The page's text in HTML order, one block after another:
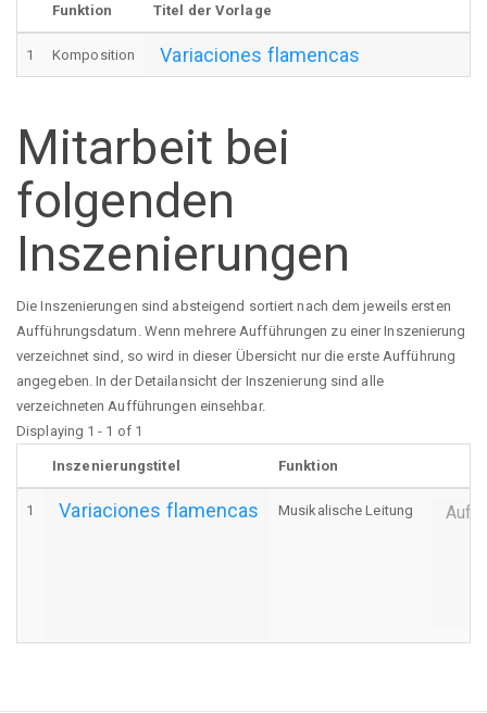
Funktion Titel der Vorlage
1 Komposition Variaciones flamencas
Mitarbeit bei
folgenden
Inszenierungen
Die Inszenierungen sind absteigend sortiert nach dem jeweils ersten
Aufführungsdatum. Wenn mehrere Aufführungen zu einer Inszenierung
verzeichnet sind, so wird in dieser Übersicht nur die erste Aufführung
angegeben. In der Detailansicht der Inszenierung sind alle
verzeichneten Aufführungen einsehbar.
Displaying 1 - 1 of 1
Inszenierungstitel Funktion
1 Variaciones flamencas Musikalische Leitung